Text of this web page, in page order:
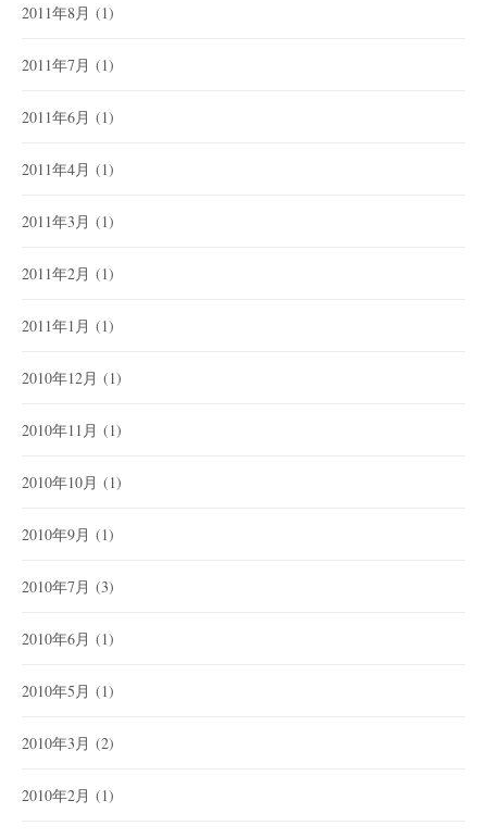
2011年8月 (1)
2011年7月 (1)
2011年6月 (1)
2011年4月 (1)
2011年3月 (1)
2011年2月 (1)
2011年1月 (1)
2010年12月 (1)
2010年11月 (1)
2010年10月 (1)
2010年9月 (1)
2010年7月 (3)
2010年6月 (1)
2010年5月 (1)
2010年3月 (2)
2010年2月 (1)